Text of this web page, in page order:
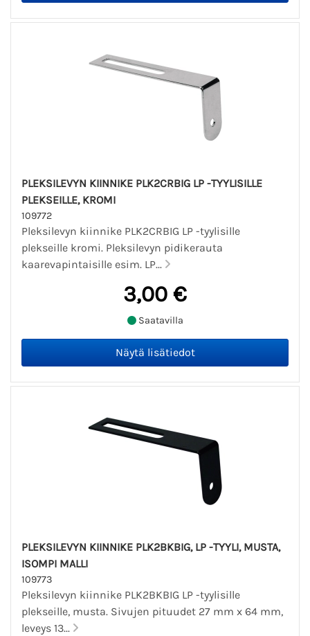
PLEKSILEVYN KIINNIKE PLK2CRBIG LP -TYYLISILLE
PLEKSEILLE, KROMI
109772
Pleksilevyn kiinnike PLK2CRBIG LP -tyylisille
plekseille kromi. Pleksilevyn pidikerauta
kaarevapintaisille esim. LP...
3,00 €
Saatavilla
PLEKSILEVYN KIINNIKE PLK2BKBIG, LP -TYYLI, MUSTA,
ISOMPI MALLI
109773
Pleksilevyn kiinnike PLK2BKBIG LP -tyylisille
plekseille, musta. Sivujen pituudet 27 mm x 64 mm,
leveys 13...